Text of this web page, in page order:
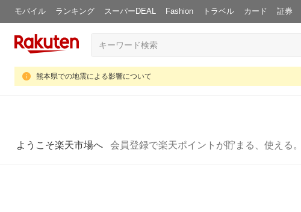
モバイル ランキング スーパーDEAL Fashion トラベル カード 証券
熊本県での地震による影響について
ようこそ楽天市場へ 会員登録で楽天ポイントが貯まる、使える。